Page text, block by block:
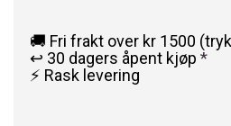
🚚 Fri frakt over kr 1500
↩️ 30 dagers åpent kjøp *
⚡ Rask levering